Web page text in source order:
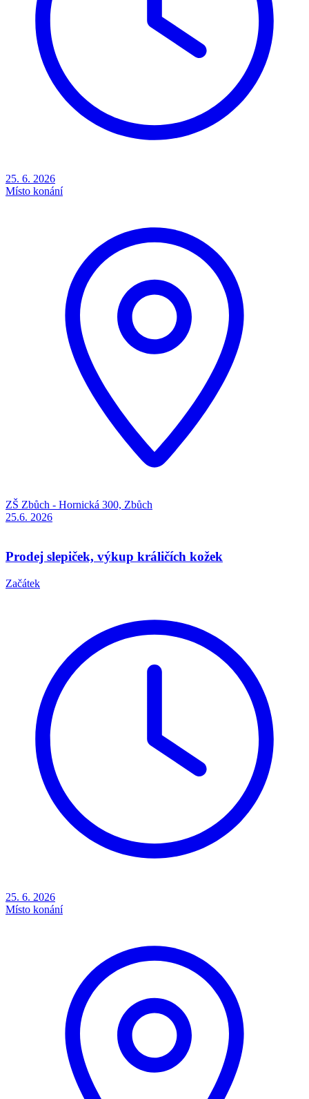
25. 6. 2026
Místo konání
ZŠ Zbůch - Hornická 300, Zbůch
25.6. 2026
Prodej slepiček, výkup králičích kožek
Začátek
25. 6. 2026
Místo konání